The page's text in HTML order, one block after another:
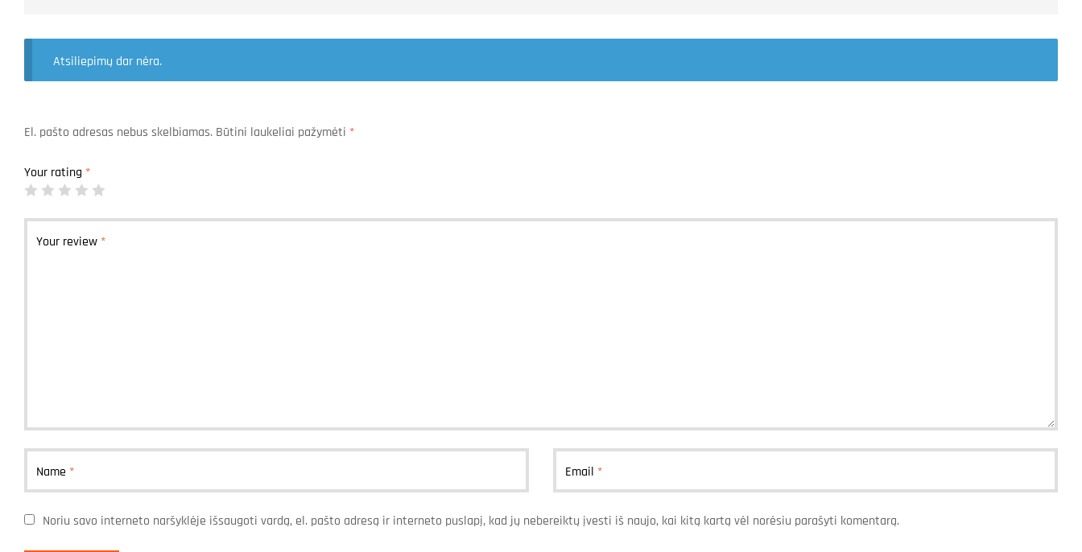
Atsiliepimų dar nėra.
El. pašto adresas nebus skelbiamas. Būtini laukeliai pažymėti *
Your rating *
Your review *
Name * Email *
Noriu savo interneto naršyklėje išsaugoti vardą, el. pašto adresą ir interneto puslapį, kad jų nebereiktų įvesti iš naujo, kai kitą kartą vėl norėsiu parašyti komentarą.